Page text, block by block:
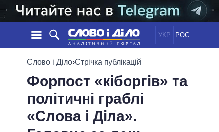
УКР РОС
НОВИНИ
СТРІЧКА
ПОДІЇ
СТАТТІ
ПОЛІТИКА
ЕКОНОМІКА
СУСПІЛЬСТВО
ОБIЦЯНКИ
ПОЛIТИКИ
ІНФОГРАФІКА
Слово і Діло›Стрічка публікацій
Форпост «кіборгів» та
політичні граблі
«Слова і Діла».